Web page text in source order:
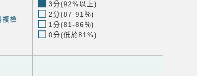
檢
3分(92%以上)
2分(87-91％)
1分(81-86％)
0分(低於81%)